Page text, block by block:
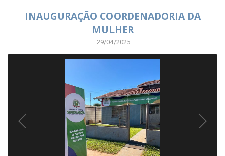
INAUGURAÇÃO COORDENADORIA DA
MULHER
29/04/2025